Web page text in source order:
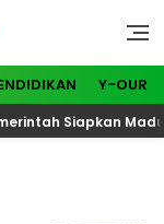
Y-OUR
Siapkan